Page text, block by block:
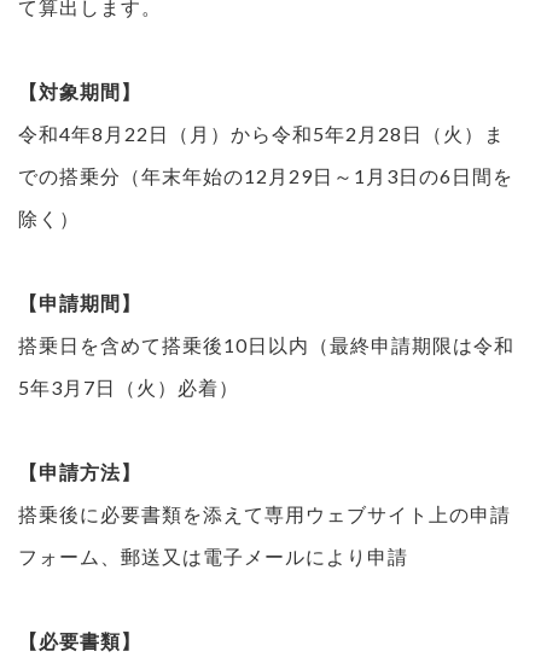
て算出します。
【対象期間】
令和4年8月22日（月）から令和5年2月28日（火）ま
での搭乗分（年末年始の12月29日～1月3日の6日間を
除く）
【申請期間】
搭乗日を含めて搭乗後10日以内（最終申請期限は令和
5年3月7日（火）必着）
【申請方法】
搭乗後に必要書類を添えて専用ウェブサイト上の申請
フォーム、郵送又は電子メールにより申請
【必要書類】